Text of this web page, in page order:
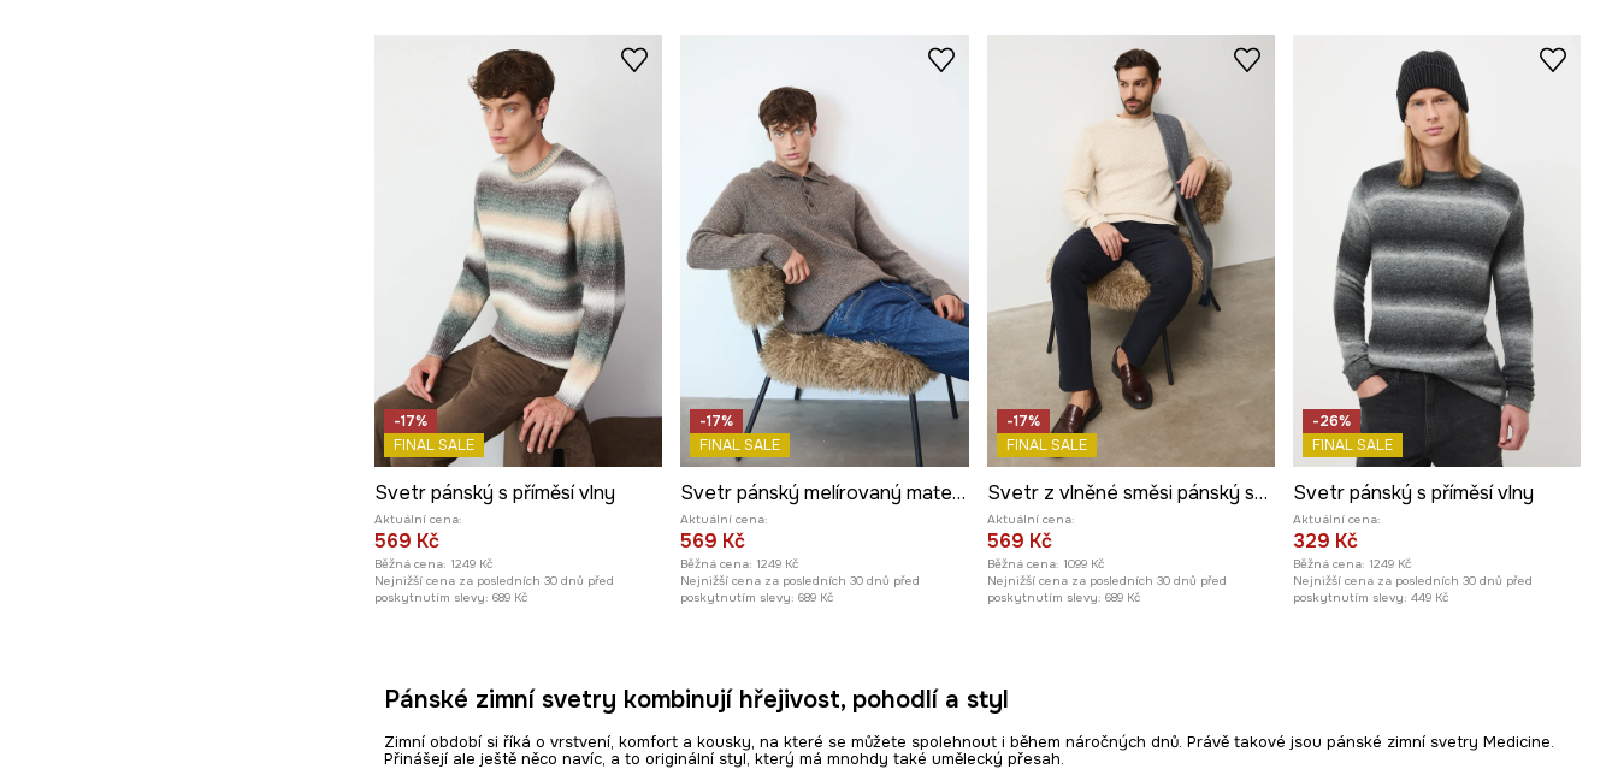
-17%
FINAL SALE
Svetr pánský s příměsí vlny
Aktuální cena:
569 Kč
Běžná cena: 1249 Kč
Nejnižší cena za posledních 30 dnů před
poskytnutím slevy: 689 Kč
-17%
FINAL SALE
Svetr pánský melírovaný materiál s vlnou
Aktuální cena:
569 Kč
Běžná cena: 1249 Kč
Nejnižší cena za posledních 30 dnů před
poskytnutím slevy: 689 Kč
-17%
FINAL SALE
Svetr z vlněné směsi pánský se strukturou
Aktuální cena:
569 Kč
Běžná cena: 1099 Kč
Nejnižší cena za posledních 30 dnů před
poskytnutím slevy: 689 Kč
-26%
FINAL SALE
Svetr pánský s příměsí vlny
Aktuální cena:
329 Kč
Běžná cena: 1249 Kč
Nejnižší cena za posledních 30 dnů před
poskytnutím slevy: 449 Kč
Pánské zimní svetry kombinují hřejivost, pohodlí a styl
Zimní období si říká o vrstvení, komfort a kousky, na které se můžete spolehnout i během náročných dnů. Právě takové jsou pánské zimní svetry Medicine.
Přinášejí ale ještě něco navíc, a to originální styl, který má mnohdy také umělecký přesah.